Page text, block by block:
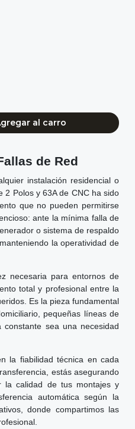
al carro
de Red
instalación residencial o
2 Polos y 63A de CNC ha sido
que no pueden permitirse
ante la mínima falla de
o sistema de respaldo
la operatividad de
necesaria para entornos de
total y profesional entre la
Es la pieza fundamental
pequeñas líneas de
constante sea una necesidad
la fiabilidad técnica en cada
estás asegurando
la calidad de tus montajes y
automática según la
donde compartimos las